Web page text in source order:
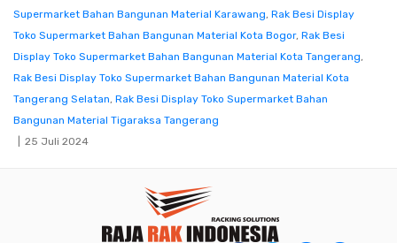
Supermarket Bahan Bangunan Material Karawang, Rak Besi Display
Toko Supermarket Bahan Bangunan Material Kota Bogor, Rak Besi
Display Toko Supermarket Bahan Bangunan Material Kota Tangerang,
Rak Besi Display Toko Supermarket Bahan Bangunan Material Kota
Tangerang Selatan, Rak Besi Display Toko Supermarket Bahan
Bangunan Material Tigaraksa Tangerang
25 Juli 2024